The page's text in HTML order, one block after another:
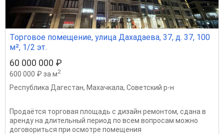
1 из 3
Торговое помещение, улица Дахадаева, 37, д. 37, 100
м², 1/2 эт.
60 000 000 ₽
600 000 ₽ за м2
Республика Дагестан, Махачкала, Советский р-н
Продаётся торговая площадь с дизайн ремонтом, сдана в
аренду на длительный период по всем вопросам можно
договориться при осмотре помещения